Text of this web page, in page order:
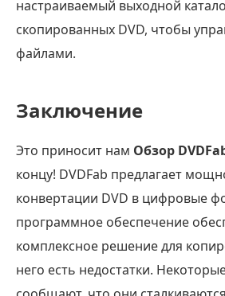
настраиваемый выходной
скопированных DVD, чтобы
файлами.
Заключение
Это приносит нам Обзор
концу! DVDFab предлагает
конвертации DVD в цифровые
программное обеспечение
комплексное решение для
него есть недостатки.